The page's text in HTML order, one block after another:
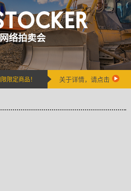
络拍卖会
限定商品！ 关于详情，请点击